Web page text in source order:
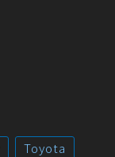
Toyota